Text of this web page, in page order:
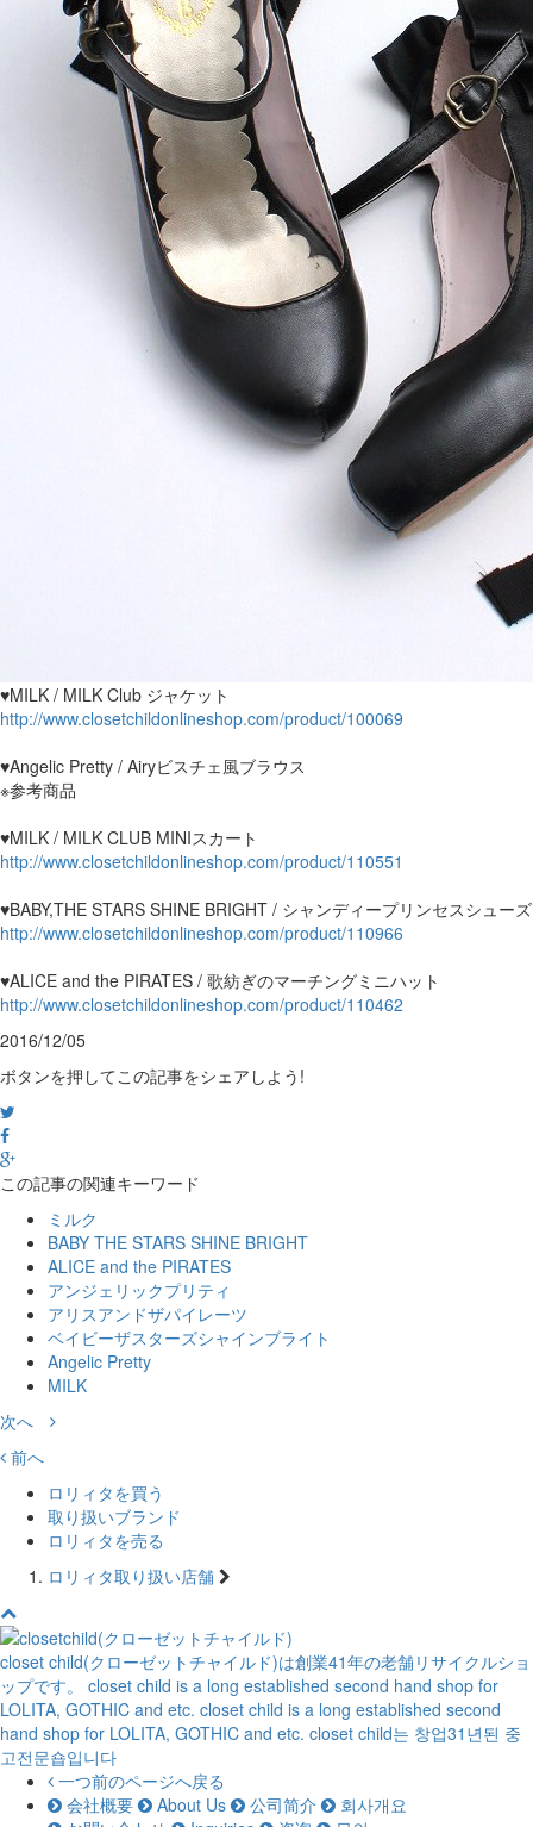
♥MILK / MILK Club ジャケット
http://www.closetchildonlineshop.com/product/100069
♥Angelic Pretty / Airyビスチェ風ブラウス
※参考商品
♥MILK / MILK CLUB MINIスカート
http://www.closetchildonlineshop.com/product/110551
♥BABY,THE STARS SHINE BRIGHT / シャンディープリンセスシューズ
http://www.closetchildonlineshop.com/product/110966
♥ALICE and the PIRATES / 歌紡ぎのマーチングミニハット
http://www.closetchildonlineshop.com/product/110462
2016/12/05
ボタンを押してこの記事をシェアしよう!
この記事の関連キーワード
ミルク
BABY THE STARS SHINE BRIGHT
ALICE and the PIRATES
アンジェリックプリティ
アリスアンドザパイレーツ
ベイビーザスターズシャインブライト
Angelic Pretty
MILK
次へ
前へ
ロリィタを買う
取り扱いブランド
ロリィタを売る
ロリィタ取り扱い店舗
closet child(クローゼットチャイルド)は創業41年の老舗リサイクルショ
ップです。
closet child is a long established second hand shop for
LOLITA, GOTHIC and etc. closet child is a long established second
hand shop for LOLITA, GOTHIC and etc. closet child는 창업31년된 중
고전문숍입니다
一つ前のページへ戻る
会社概要
About Us 公司简介
회사개요